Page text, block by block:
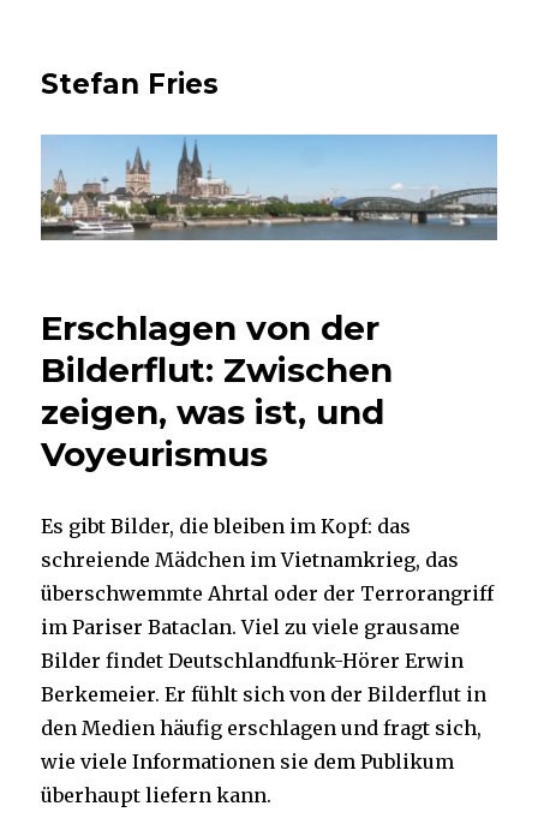
Stefan Fries
Erschlagen von der
Bilderflut: Zwischen
zeigen, was ist, und
Voyeurismus
Es gibt Bilder, die bleiben im Kopf: das
schreiende Mädchen im Vietnamkrieg, das
überschwemmte Ahrtal oder der Terrorangriff
im Pariser Bataclan. Viel zu viele grausame
Bilder findet Deutschlandfunk-Hörer Erwin
Berkemeier. Er fühlt sich von der Bilderflut in
den Medien häufig erschlagen und fragt sich,
wie viele Informationen sie dem Publikum
überhaupt liefern kann.